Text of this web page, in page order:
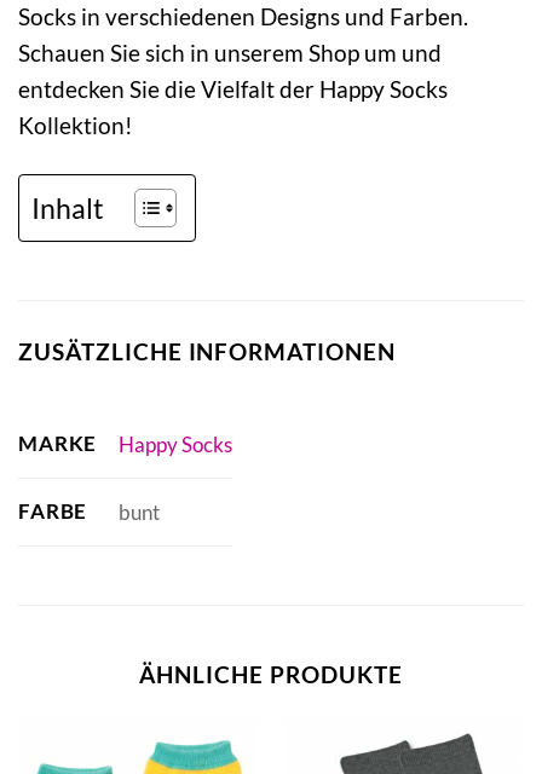
Socks in verschiedenen Designs und Farben.
Schauen Sie sich in unserem Shop um und
entdecken Sie die Vielfalt der Happy Socks
Kollektion!
Inhalt
ZUSÄTZLICHE INFORMATIONEN
MARKE Happy Socks
FARBE bunt
ÄHNLICHE PRODUKTE